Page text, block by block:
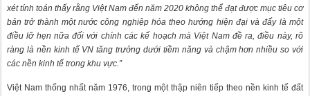
xét tính toán thấy rằng Việt Nam đến năm 2020 không thể đạt được mục tiêu cơ
bản trở thành một nước công nghiệp hóa theo hướng hiện đại và đấy là một
điều lỡ hẹn nữa đối với chính các kế hoạch mà Việt Nam đề ra, điều này, rõ
ràng là nền kinh tế VN tăng trưởng dưới tiềm năng và chậm hơn nhiều so với
các nền kinh tế trong khu vực.”
Việt Nam thống nhất năm 1976, trong một thập niên tiếp theo nền kinh tế đất